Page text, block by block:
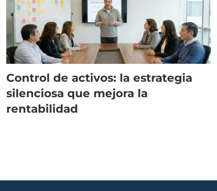
Control de activos: la estrategia
silenciosa que mejora la
rentabilidad